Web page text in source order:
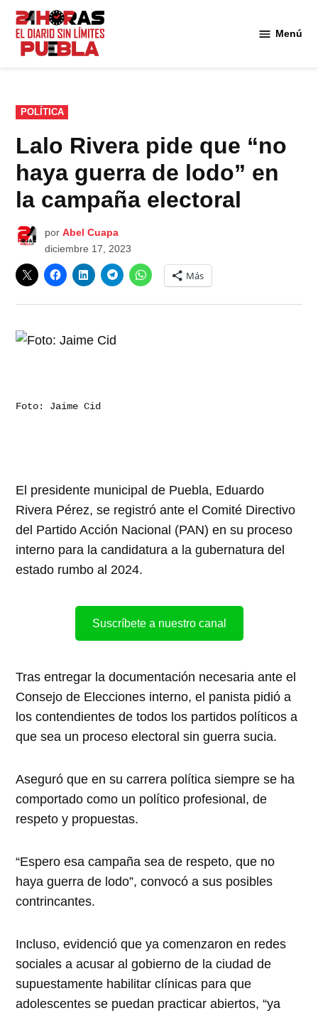
Saltar
contenido
Menú
PUBLICADO
EN
POLÍTICA
Lalo Rivera pide que “no
haya guerra de lodo” en
la campaña electoral
por Abel Cuapa
diciembre 17, 2023
Más
Foto: Jaime Cid
El presidente municipal de Puebla, Eduardo
Rivera Pérez, se registró ante el Comité Directivo
del Partido Acción Nacional (PAN) en su proceso
interno para la candidatura a la gubernatura del
estado rumbo al 2024.
Suscríbete a nuestro canal
Tras entregar la documentación necesaria ante el
Consejo de Elecciones interno, el panista pidió a
los contendientes de todos los partidos políticos a
que sea un proceso electoral sin guerra sucia.
Aseguró que en su carrera política siempre se ha
comportado como un político profesional, de
respeto y propuestas.
“Espero esa campaña sea de respeto, que no
haya guerra de lodo”, convocó a sus posibles
contrincantes.
Incluso, evidenció que ya comenzaron en redes
sociales a acusar al gobierno de la ciudad de
supuestamente habilitar clínicas para que
adolescentes se puedan practicar abiertos, “ya